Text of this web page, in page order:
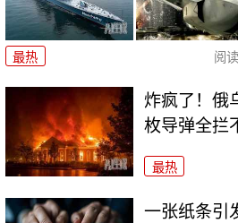
最热 阅读
炸疯了！俄
枚导弹全拦
最热
一张纸条引